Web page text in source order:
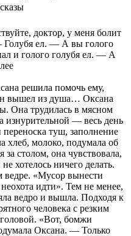
доктор, у меня болит
ел. — А вы голого
и голого голубя ел. — А
решила помочь ему,
вышел из душа… Оксана
Она трудилась в мясном
изнурительной — весь день
переноска туш, заполнение
хлеб, молоко, подумала об
столом, она чувствовала,
хотелось ничего делать.
ведре. «Мусор вынести
идти». Тем не менее,
ведро и вышла. Подходя к
человека с резким
«Вот, бомжи
Оксана. — Только